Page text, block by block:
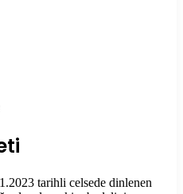
tarihli celsede dinlenen